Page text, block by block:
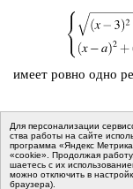
имеет ровно одно
Решения
На следующей
Для пер­со­на­ли­за­ции
ства ра­бо­ты на сайте
программа «Яндекс
«cookie». Про­дол­жая
ша­е­тесь с их
мо­жно от­клю­чить в
бра­у­зе­ра).